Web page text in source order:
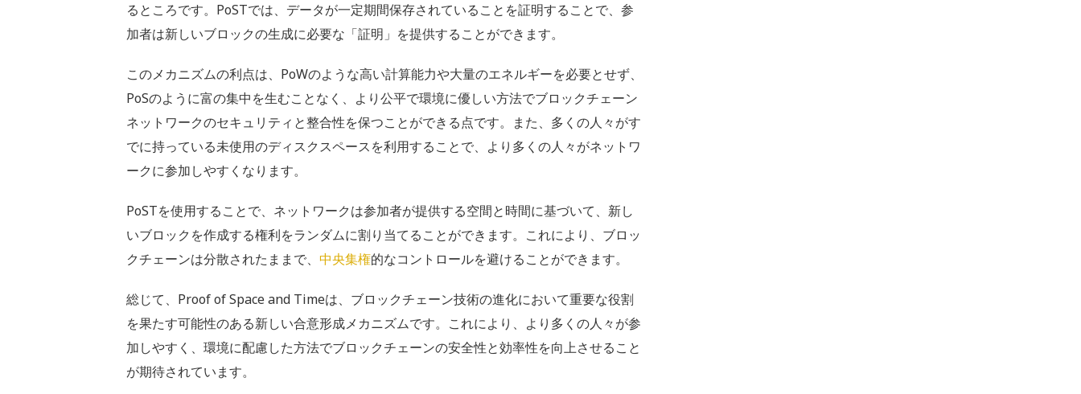
るところです。PoSTでは、データが一定期間保存されていることを証明することで、参
加者は新しいブロックの生成に必要な「証明」を提供することができます。
このメカニズムの利点は、PoWのような高い計算能力や大量のエネルギーを必要とせず、
PoSのように富の集中を生むことなく、より公平で環境に優しい方法でブロックチェーン
ネットワークのセキュリティと整合性を保つことができる点です。また、多くの人々がす
でに持っている未使用のディスクスペースを利用することで、より多くの人々がネットワ
ークに参加しやすくなります。
PoSTを使用することで、ネットワークは参加者が提供する空間と時間に基づいて、新し
いブロックを作成する権利をランダムに割り当てることができます。これにより、ブロッ
クチェーンは分散されたままで、 中央集権的なコントロールを避けることができます。
総じて、Proof of Space and Timeは、ブロックチェーン技術の進化において重要な役割
を果たす可能性のある新しい合意形成メカニズムです。これにより、より多くの人々が参
加しやすく、環境に配慮した方法でブロックチェーンの安全性と効率性を向上させること
が期待されています。